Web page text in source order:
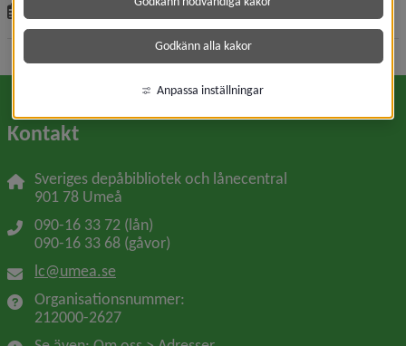
Sidan uppdaterades2026-02-18
Kontakt
Sveriges depåbibliotek och lånecentral
901 78 Umeå
090-16 33 72 (lån)
090-16 33 68 (gåvor)
lc@umea.se
Organisationsnummer:
212000-2627
Godkänn alla kakor
Anpassa inställningar